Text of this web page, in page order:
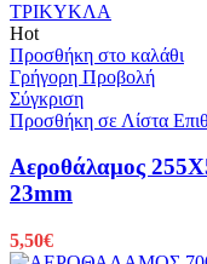
Hot
Προσθήκη στο καλάθι
Γρήγορη Προβολή
Σύγκριση
Προσθήκη σε Λίστα
Αεροθάλαμος
23mm
5,50€